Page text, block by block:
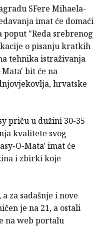
SFere Mihaela-
imat će domaći
"Reda srebrenog
o pisanju kratkih
tehnika istraživanja
bit će na
hrvatske
priču u dužini 30-35
kvalitete svog
O-Mata' imat će
i zbirki koje
za sadašnje i nove
je na 21, a ostali
na web portalu